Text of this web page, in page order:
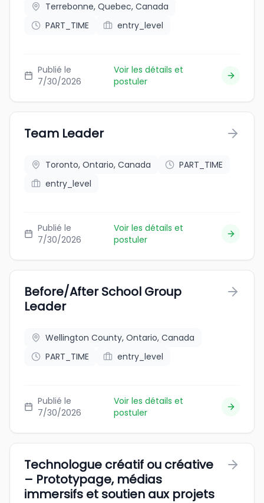
Terrebonne, Quebec, Canada
PART_TIME
entry_level
Publié le
7/30/2026
Voir les détails et
postuler
Team Leader
Toronto, Ontario, Canada
PART_TIME
entry_level
Publié le
7/30/2026
Voir les détails et
postuler
Before/After School Group
Leader
Wellington County, Ontario, Canada
PART_TIME
entry_level
Publié le
7/30/2026
Voir les détails et
postuler
Technologue créatif ou créative
– Prototypage, médias
immersifs et soutien aux projets